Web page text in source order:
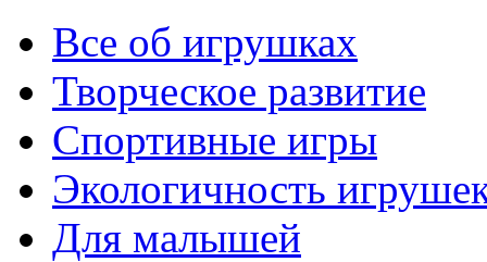
Все об игрушках
Творческое развитие
Спортивные игры
Экологичность
Для малышей